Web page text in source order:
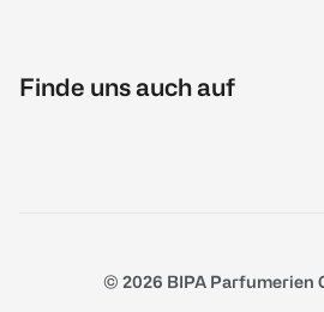
Finde uns auch auf
© 2026 BIPA Parfumerien